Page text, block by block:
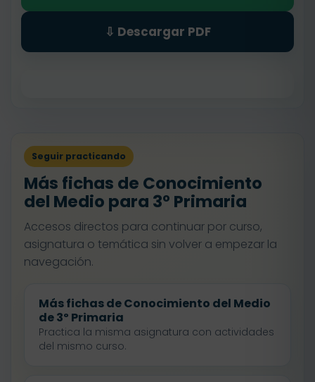
⇩ Descargar PDF
Seguir practicando
Más fichas de Conocimiento
del Medio para 3º Primaria
Accesos directos para continuar por curso,
asignatura o temática sin volver a empezar la
navegación.
Más fichas de Conocimiento del Medio
de 3º Primaria
Practica la misma asignatura con actividades
del mismo curso.